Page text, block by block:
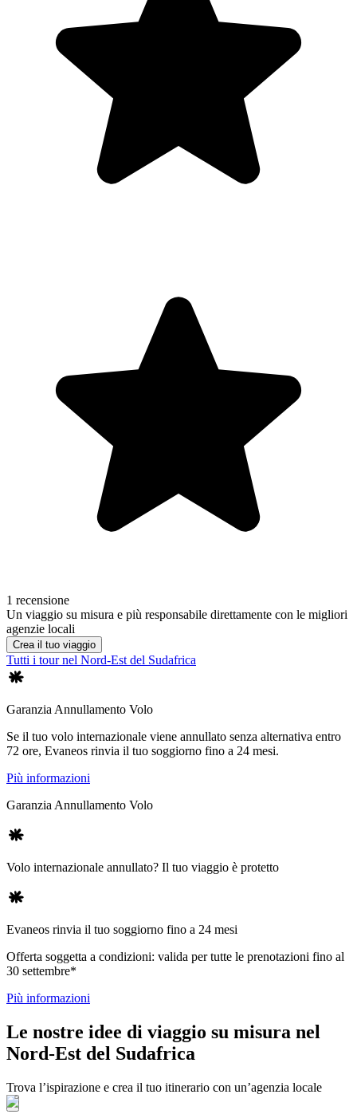
1 recensione
Un viaggio su misura e più responsabile direttamente con le migliori
agenzie locali
Crea il tuo viaggio
Tutti i tour nel Nord-Est del Sudafrica
Garanzia Annullamento Volo
Se il tuo volo internazionale viene annullato senza alternativa entro
72 ore, Evaneos rinvia il tuo soggiorno fino a 24 mesi.
Più informazioni
Garanzia Annullamento Volo
Volo internazionale annullato? Il tuo viaggio è protetto
Evaneos rinvia il tuo soggiorno fino a 24 mesi
Offerta soggetta a condizioni: valida per tutte le prenotazioni fino al
30 settembre*
Più informazioni
Le nostre idee di viaggio su misura nel
Nord-Est del Sudafrica
Trova l’ispirazione e crea il tuo itinerario con un’agenzia locale